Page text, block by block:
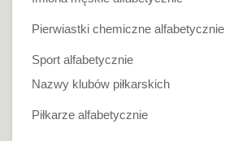
Pierwiastki chemiczne alfabetycznie
Sport alfabetycznie
Nazwy klubów piłkarskich
Piłkarze alfabetycznie